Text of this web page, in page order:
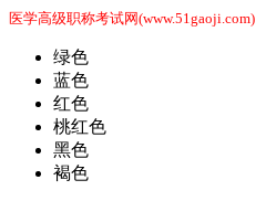
医学高级职称考试网(www.51gaoji.com)
绿色
蓝色
红色
桃红色
黑色
褐色